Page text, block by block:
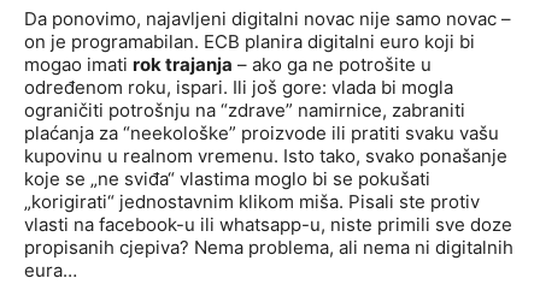
Da ponovimo, najavljeni digitalni novac nije samo novac –
on je programabilan. ECB planira digitalni euro koji bi
mogao imati rok trajanja – ako ga ne potrošite u
određenom roku, ispari. Ili još gore: vlada bi mogla
ograničiti potrošnju na “zdrave” namirnice, zabraniti
plaćanja za “neekološke” proizvode ili pratiti svaku vašu
kupovinu u realnom vremenu. Isto tako, svako ponašanje
koje se „ne sviđa“ vlastima moglo bi se pokušati
„korigirati“ jednostavnim klikom miša. Pisali ste protiv
vlasti na facebook-u ili whatsapp-u, niste primili sve doze
propisanih cjepiva? Nema problema, ali nema ni digitalnih
eura…